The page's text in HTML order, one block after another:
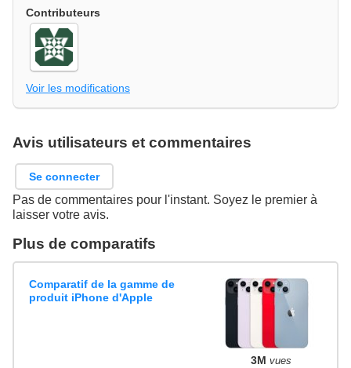
Contributeurs
Voir les modifications
Avis utilisateurs et commentaires
Se connecter
Pas de commentaires pour l'instant. Soyez le premier à
laisser votre avis.
Plus de comparatifs
Comparatif de la gamme de
produit iPhone d'Apple
3M vues